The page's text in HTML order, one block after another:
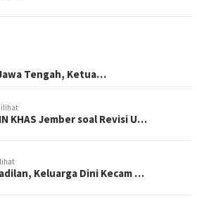
Tengah, Ketua…
KHAS Jember soal Revisi U…
Keluarga Dini Kecam …